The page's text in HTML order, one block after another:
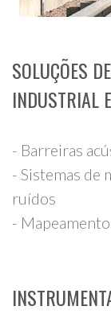
SOLUÇÕES
INDUSTRIAL
- Barreiras
- Sistemas de
ruídos
-